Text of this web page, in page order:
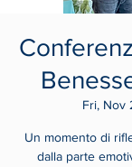
Fri, Nov
Un momento di
dalla parte